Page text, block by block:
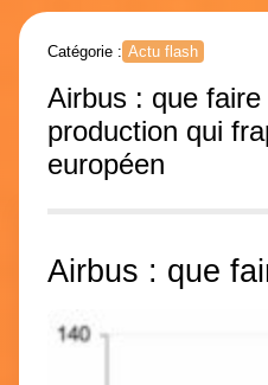
Catégorie : Actu flash
Airbus : que
production qui
européen
Airbus : que